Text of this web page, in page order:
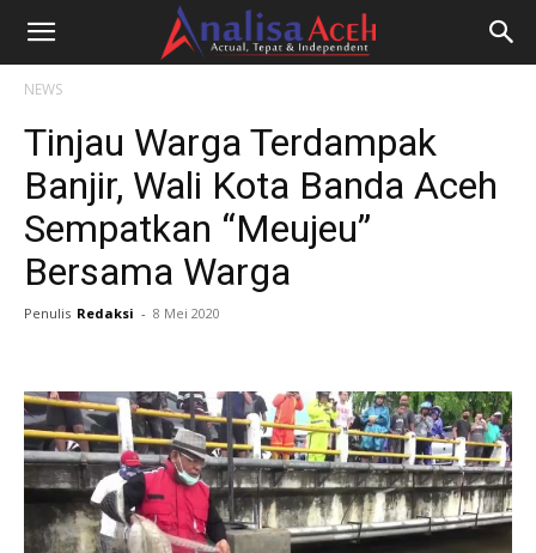
NEWS
Tinjau Warga Terdampak
Banjir, Wali Kota Banda Aceh
Sempatkan “Meujeu”
Bersama Warga
Penulis Redaksi - 8 Mei 2020